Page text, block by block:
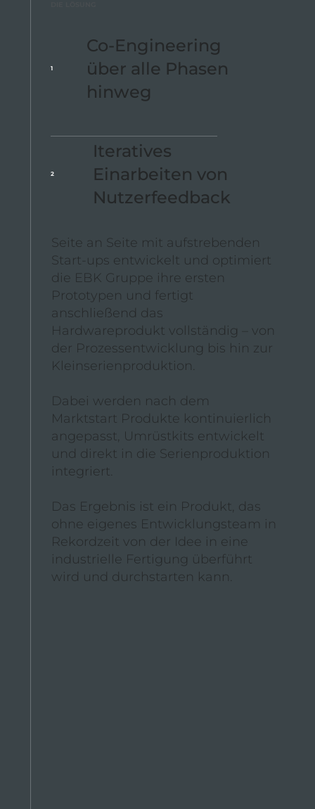
1
Co-Engineering
über alle Phasen
hinweg
2
Iteratives
Einarbeiten von
Nutzerfeedback
Seite an Seite mit aufstrebenden
Start-ups entwickelt und optimiert
die EBK Gruppe ihre ersten
Prototypen und fertigt
anschließend das
Hardwareprodukt vollständig – von
der Prozessentwicklung bis hin zur
Kleinserienproduktion.
Dabei werden nach dem
Marktstart Produkte kontinuierlich
angepasst, Umrüstkits entwickelt
und direkt in die Serienproduktion
integriert.
Das Ergebnis ist ein Produkt, das
ohne eigenes Entwicklungsteam in
Rekordzeit von der Idee in eine
industrielle Fertigung überführt
wird und durchstarten kann.